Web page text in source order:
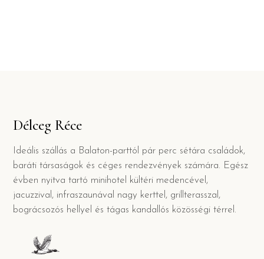
Délceg Réce
Ideális szállás a Balaton-parttól pár perc sétára családok,
baráti társaságok és céges rendezvények számára. Egész
évben nyitva tartó minihotel kültéri medencével,
jacuzzival, infraszaunával nagy kerttel, grillterasszal,
bográcsozós hellyel és tágas kandallós közösségi térrel.